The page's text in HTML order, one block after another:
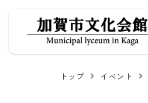
content
トップ イベント